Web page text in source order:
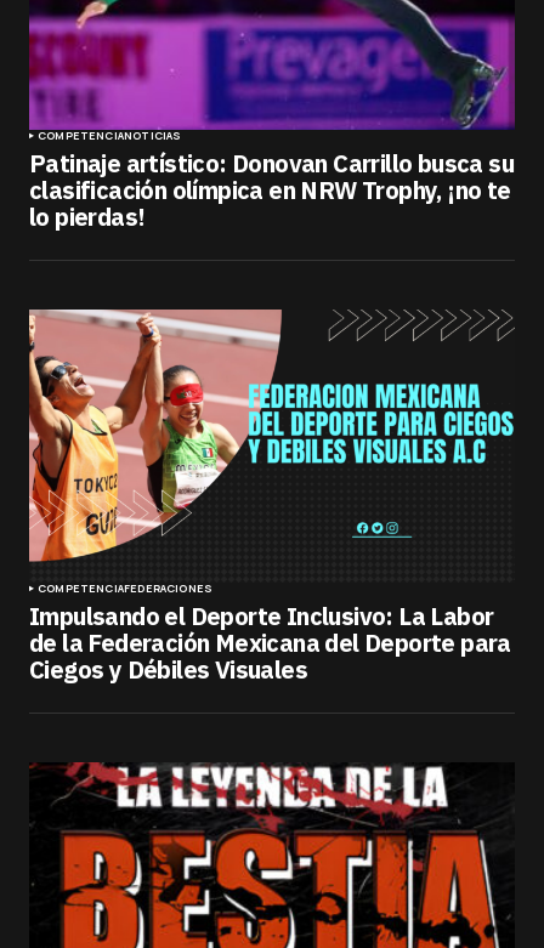
COMPETENCIANOTICIAS
Patinaje artístico: Donovan Carrillo busca su
clasificación olímpica en NRW Trophy, ¡no te
lo pierdas!
COMPETENCIAFEDERACIONES
Impulsando el Deporte Inclusivo: La Labor
de la Federación Mexicana del Deporte para
Ciegos y Débiles Visuales